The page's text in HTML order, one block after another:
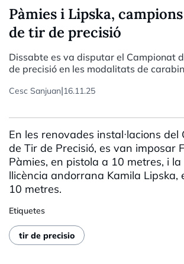
Pàmies i Lipska,
de tir de precisió
Dissabte es va disputar el Campionat
de precisió en les modalitats de
Cesc Sanjuan|16.11.25
En les renovades instal·lacions del
de Tir de Precisió, es van imposar
Pàmies, en pistola a 10 metres, i
llicència andorrana Kamila Lipska,
10 metres.
Etiquetes
tir de precisio